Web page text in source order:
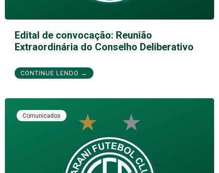
Edital de convocação: Reunião
Extraordinária do Conselho Deliberativo
CONTINUE LENDO →
Comunicados